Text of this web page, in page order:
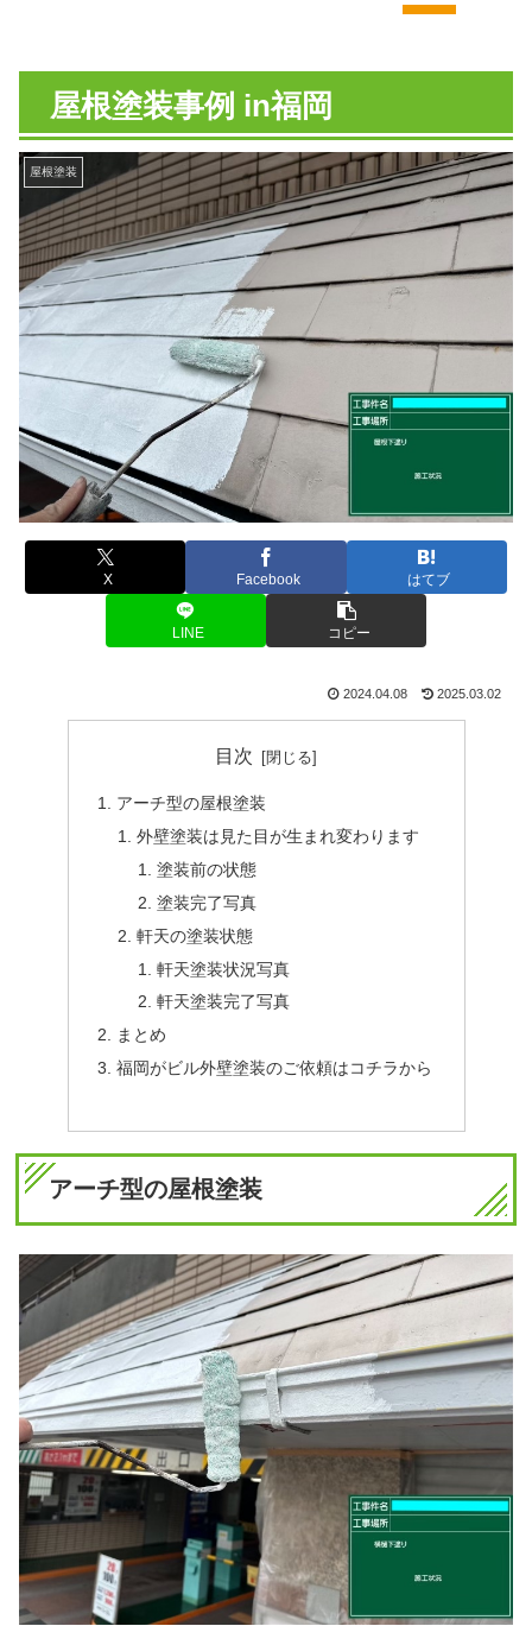
屋根塗装事例 in福岡
屋根塗装
X Facebook はてブ
LINE コピー
2024.04.08 2025.03.02
目次
アーチ型の屋根塗装
外壁塗装は見た目が生まれ変わります
塗装前の状態
塗装完了写真
軒天の塗装状態
軒天塗装状況写真
軒天塗装完了写真
まとめ
福岡がビル外壁塗装のご依頼はコチラから
アーチ型の屋根塗装